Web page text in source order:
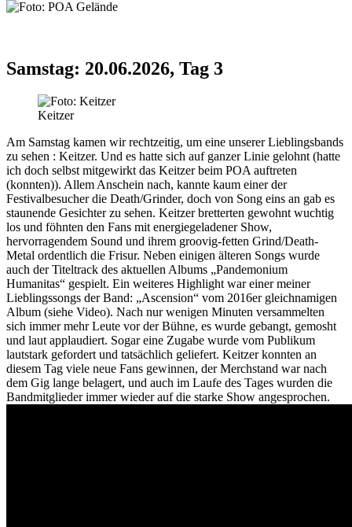
Samstag: 20.06.2026, Tag 3
Keitzer
Am Samstag kamen wir rechtzeitig, um eine unserer Lieblingsbands
zu sehen : Keitzer. Und es hatte sich auf ganzer Linie gelohnt (hatte
ich doch selbst mitgewirkt das Keitzer beim POA auftreten
(konnten)). Allem Anschein nach, kannte kaum einer der
Festivalbesucher die Death/Grinder, doch von Song eins an gab es
staunende Gesichter zu sehen. Keitzer bretterten gewohnt wuchtig
los und föhnten den Fans mit energiegeladener Show,
hervorragendem Sound und ihrem groovig-fetten Grind/Death-
Metal ordentlich die Frisur. Neben einigen älteren Songs wurde
auch der Titeltrack des aktuellen Albums „Pandemonium
Humanitas“ gespielt. Ein weiteres Highlight war einer meiner
Lieblingssongs der Band: „Ascension“ vom 2016er gleichnamigen
Album (siehe Video). Nach nur wenigen Minuten versammelten
sich immer mehr Leute vor der Bühne, es wurde gebangt, gemosht
und laut applaudiert. Sogar eine Zugabe wurde vom Publikum
lautstark gefordert und tatsächlich geliefert. Keitzer konnten an
diesem Tag viele neue Fans gewinnen, der Merchstand war nach
dem Gig lange belagert, und auch im Laufe des Tages wurden die
Bandmitglieder immer wieder auf die starke Show angesprochen.